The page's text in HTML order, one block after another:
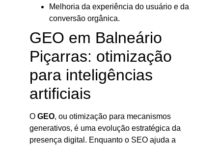
Melhoria da experiência do usuário e da
conversão orgânica.
GEO em Balneário
Piçarras: otimização
para inteligências
artificiais
O GEO, ou otimização para mecanismos
generativos, é uma evolução estratégica da
presença digital. Enquanto o SEO ajuda a